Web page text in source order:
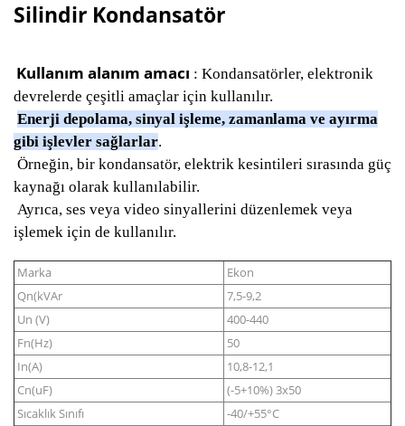
Silindir Kondansatör
Kullanım alanım amacı : Kondansatörler, elektronik
devrelerde çeşitli amaçlar için kullanılır.
Enerji depolama, sinyal işleme, zamanlama ve ayırma
gibi işlevler sağlarlar.
Örneğin, bir kondansatör, elektrik kesintileri sırasında güç
kaynağı olarak kullanılabilir.
Ayrıca, ses veya video sinyallerini düzenlemek veya
işlemek için de kullanılır.
Marka
Ekon
Qn(kVAr
7,5-9,2
Un (V)
400-440
Fn(Hz)
50
In(A)
10,8-12,1
Cn(uF)
(-5+10%) 3x50
Sıcaklık Sınıfı
-40/+55°C